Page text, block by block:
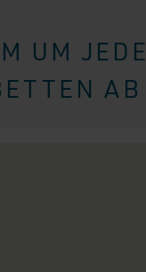
UM